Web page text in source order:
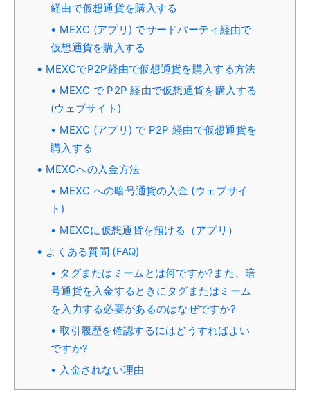
経由で仮想通貨を購入する
MEXC (アプリ) でサードパーティ経由で
仮想通貨を購入する
MEXCでP2P経由で仮想通貨を購入する方法
MEXC で P2P 経由で仮想通貨を購入する
(ウェブサイト)
MEXC (アプリ) で P2P 経由で仮想通貨を
購入する
MEXCへの入金方法
MEXC への暗号通貨の入金 (ウェブサイ
ト)
MEXCに仮想通貨を預ける（アプリ）
よくある質問 (FAQ)
タグまたはミームとは何ですか?また、暗
号通貨を入金するときにタグまたはミーム
を入力する必要があるのはなぜですか?
取引履歴を確認するにはどうすればよい
ですか?
入金されない理由